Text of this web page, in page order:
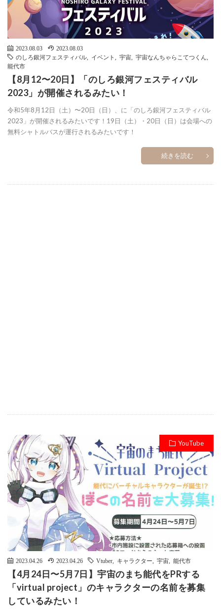
2023.08.03
2023.08.03
のしろ銀河フェスティバル
イベント 宇宙 宇宙なんちゃらこてつくん
能代市
【8月12〜20日】「のしろ銀河フェスティバル
2023」が開催されるみたい！
令和5年8月12日（土）〜20日（日）、に「のしろ銀河フェスティバル
2023」が開催されるみたいです！19日（土）・20日（日）は会場への
無料シャトルバスが運行されるみたいです！
続きを読む
YouTube
2023.04.26 2023.04.26 Vtuber キャラクター 宇宙 能代市
【4月24日〜5月7日】宇宙のまち能代をPRする
「virtual project」のキャラクターの名前を募集
しているみたい！